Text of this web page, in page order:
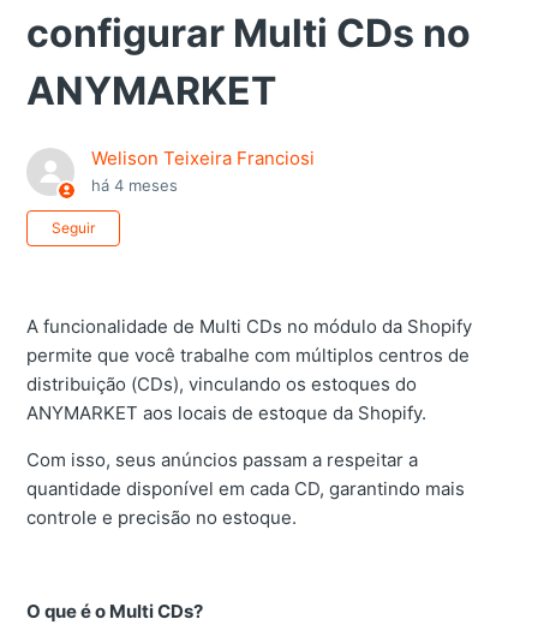
configurar Multi CDs no
ANYMARKET
Welison Teixeira Franciosi
há 4 meses
Seguir
A funcionalidade de Multi CDs no módulo da Shopify
permite que você trabalhe com múltiplos centros de
distribuição (CDs), vinculando os estoques do
ANYMARKET aos locais de estoque da Shopify.
Com isso, seus anúncios passam a respeitar a
quantidade disponível em cada CD, garantindo mais
controle e precisão no estoque.
O que é o Multi CDs?